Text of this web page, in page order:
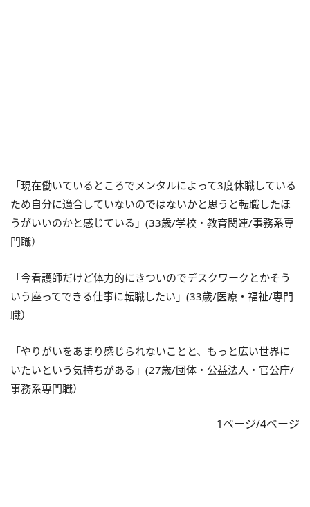
「現在働いているところでメンタルによって3度休職している
ため自分に適合していないのではないかと思うと転職したほ
うがいいのかと感じている」(33歳/学校・教育関連/事務系専
門職）
「今看護師だけど体力的にきついのでデスクワークとかそう
いう座ってできる仕事に転職したい」(33歳/医療・福祉/専門
職）
「やりがいをあまり感じられないことと、もっと広い世界に
いたいという気持ちがある」(27歳/団体・公益法人・官公庁/
事務系専門職）
1ページ/4ページ